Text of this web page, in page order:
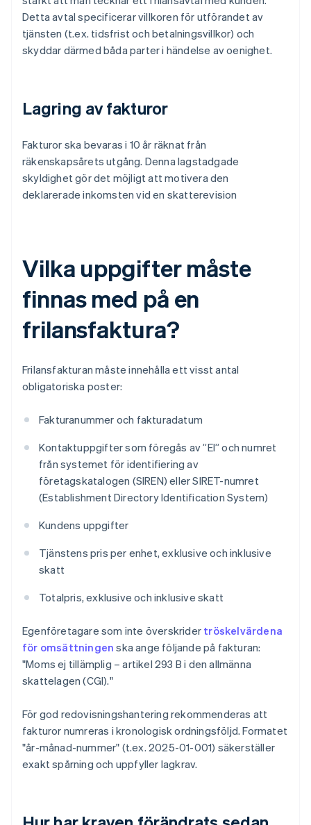
Detta avtal specificerar villkoren för utförandet av
tjänsten (t.ex. tidsfrist och betalningsvillkor) och
skyddar därmed båda parter i händelse av oenighet.
Lagring av fakturor
Fakturor ska bevaras i 10 år räknat från
räkenskapsårets utgång. Denna lagstadgade
skyldighet gör det möjligt att motivera den
deklarerade inkomsten vid en skatterevision
Vilka uppgifter måste
finnas med på en
frilansfaktura?
Frilansfakturan måste innehålla ett visst antal
obligatoriska poster:
Fakturanummer och fakturadatum
Kontaktuppgifter som föregås av ”EI” och numret
från systemet för identifiering av
företagskatalogen (SIREN) eller SIRET-numret
(Establishment Directory Identification System)
Kundens uppgifter
Tjänstens pris per enhet, exklusive och inklusive
skatt
Totalpris, exklusive och inklusive skatt
Egenföretagare som inte överskrider tröskelvärdena
för omsättningen ska ange följande på fakturan:
"Moms ej tillämplig – artikel 293 B i den allmänna
skattelagen (CGI)."
För god redovisningshantering rekommenderas att
fakturor numreras i kronologisk ordningsföljd. Formatet
"år-månad-nummer" (t.ex. 2025-01-001) säkerställer
exakt spårning och uppfyller lagkrav.